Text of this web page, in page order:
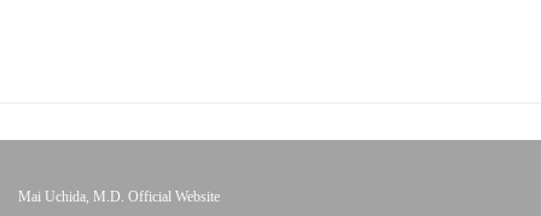
Mai Uchida, M.D. Official Website